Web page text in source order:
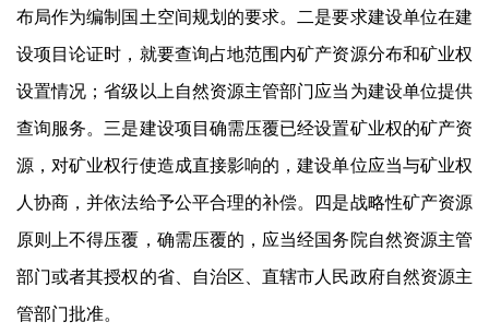
布局作为编制国土空间规划的要求。二是要求建设单位在建
设项目论证时，就要查询占地范围内矿产资源分布和矿业权
设置情况；省级以上自然资源主管部门应当为建设单位提供
查询服务。三是建设项目确需压覆已经设置矿业权的矿产资
源，对矿业权行使造成直接影响的，建设单位应当与矿业权
人协商，并依法给予公平合理的补偿。四是战略性矿产资源
原则上不得压覆，确需压覆的，应当经国务院自然资源主管
部门或者其授权的省、自治区、直辖市人民政府自然资源主
管部门批准。